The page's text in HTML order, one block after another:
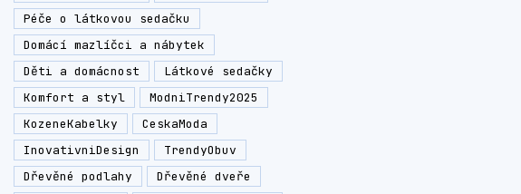
Péče o látkovou sedačku
Domácí mazlíčci a nábytek
Děti a domácnost
Látkové sedačky
Komfort a styl
ModniTrendy2025
KozeneKabelky
CeskaModa
InovativniDesign
TrendyObuv
Dřevěné podlahy
Dřevěné dveře